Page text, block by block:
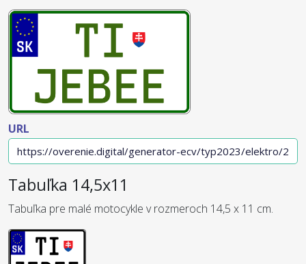
URL
Tabuľka 14,5x11
Tabuľka pre malé motocykle v rozmeroch 14,5 x 11 cm.